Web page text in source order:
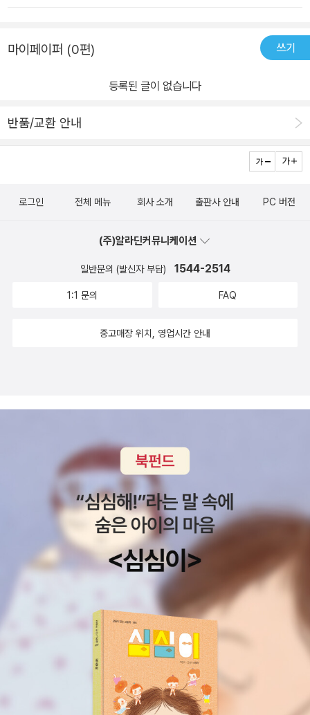
힘인거 같아요~​딸기 하나를 어떻게 먹을지 궁금하지 않으신가요?2
019년 볼로냐 '올해의 일러스트레이터' 선정작가 김슬기 작가의 <어
어서는 긍정적인 마음실패 속에서도 삶을 이어갈 수 있는 중요한 양
분을 키워보세요! 실패하고 실수하는 우리 아이들에게 괜찮아 괜찮아
싶네요^^실패를 두려워하지 않고 긍정적인 사고를 갖을 수 있는 아이
는 직접적인 단어를 사용하지 않은 시공주니어의 <어떻게 먹을까?>
까?'한 쪽에는 그림, 다른 쪽에는 글이 있어서 글과 그림 각각에 집중
울러 리놀륨 판화 방식으로 그림을 그린 작가님의 그림책을 향한 열
사용할 수 없는 리놀륨 판화 소멸법을 사용했다는 이야기를 들었는
고 책을 읽었습니다.빵을 만드는 과정 속에서 생쥐에게 도움을 주는
막으로 아이와 이 책을 읽으며 좋았던 점은 긍정의 언어입니다. 무슨
아! 다 방법이 있지!'생각했던대로 일이 진행되지 않아도 괜찮고, 실수
해도 괜찮아. 다 해결할 수 있는 방법이 있으니까 조바심 내지 않아도
말 같기도 했거든요.빨간 옷을 입은 하얀 생쥐와 친구들이 전하는 그
마이페이퍼 (0편) 쓰기
등록된 글이 없습니다
반품/교환 안내
로그인 전체 메뉴 회사 소개 출판사 안내 PC 버전
(주)알라딘커뮤니케이션
일반문의 (발신자 부담) 1544-2514
1:1 문의 FAQ
중고매장 위치, 영업시간 안내